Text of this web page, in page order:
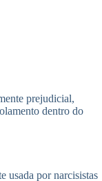
prejudicial,
dentro do
usada por narcisistas